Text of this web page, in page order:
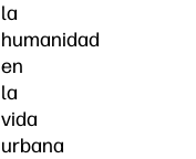
la
humanidad
en
la
vida
urbana